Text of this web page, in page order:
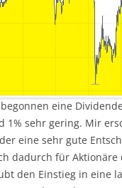
eine
sehr gering. Mir
eine sehr gute
dadurch für
den Einstieg in eine